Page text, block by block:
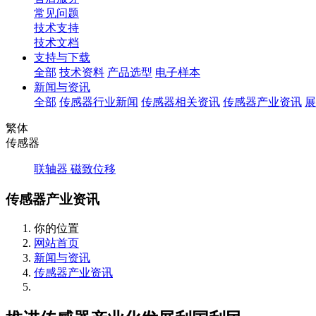
常见问题
技术支持
技术文档
支持与下载
全部 技术资料 产品选型 电子样本
新闻与资讯
全部 传感器行业新闻 传感器相关资讯 传感器产业资讯
繁体
传感器
联轴器 磁致位移
传感器产业资讯
你的位置
网站首页
新闻与资讯
传感器产业资讯